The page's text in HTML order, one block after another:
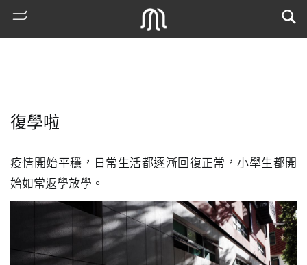
復學啦
疫情開始平穩，日常生活都逐漸回復正常，小學生都開
始如常返學放學。